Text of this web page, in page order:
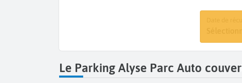
Le Parking Alyse Parc Auto